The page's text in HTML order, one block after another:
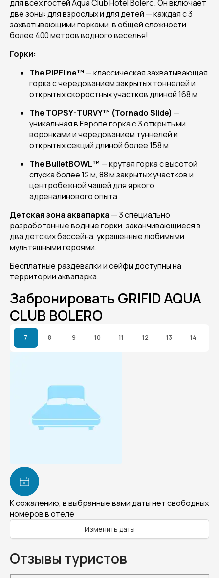
для всех гостей Aqua Club Hotel Bolero. Он включает
две зоны: для взрослых и для детей — каждая с 3
захватывающими горками, в общей сложности
более 400 метров водного веселья!
Горки:
The PIPEline™ — классическая захватывающая
горка с чередованием закрытых тоннелей и
открытых скоростных участков длиной 168 м
The TOPSY-TURVY™ (Tornado Slide) —
уникальная в Европе горка с 3 открытыми
воронками и чередованием туннелей и
открытых секций длиной более 158 м
The BulletBOWL™ — крутая горка с высотой
спуска более 12 м, 88 м закрытых участков и
центробежной чашей для яркого
адреналинового опыта
Детская зона аквапарка — 3 специально
разработанные водные горки, заканчивающиеся в
два детских бассейна, украшенные любимыми
мультяшными героями.
Бесплатные раздевалки и сейфы доступны на
территории аквапарка.
Забронировать GRIFID AQUA
CLUB BOLERO
7 8 9 10 11 12 13 14
К сожалению, в выбранные вами даты нет свободных
номеров в отеле
Изменить даты
Отзывы туристов